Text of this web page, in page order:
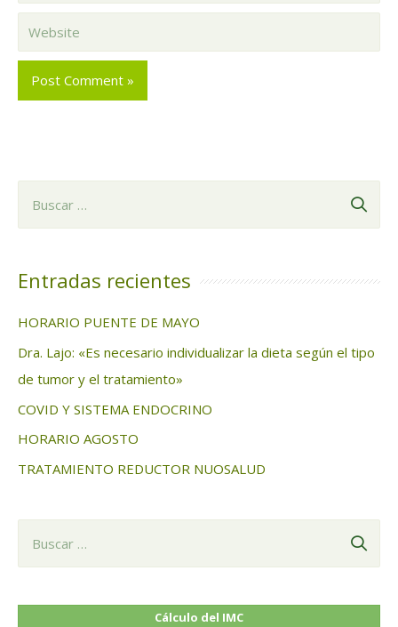
c
r
:
Entradas recientes
HORARIO PUENTE DE MAYO
Dra. Lajo: «Es necesario individualizar la dieta según el tipo
de tumor y el tratamiento»
COVID Y SISTEMA ENDOCRINO
HORARIO AGOSTO
TRATAMIENTO REDUCTOR NUOSALUD
Cálculo del IMC